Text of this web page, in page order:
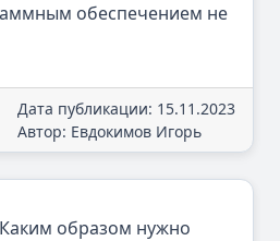
обеспечением не
Дата публикации: 15.11.2023
Автор: Евдокимов Игорь
Каким образом нужно